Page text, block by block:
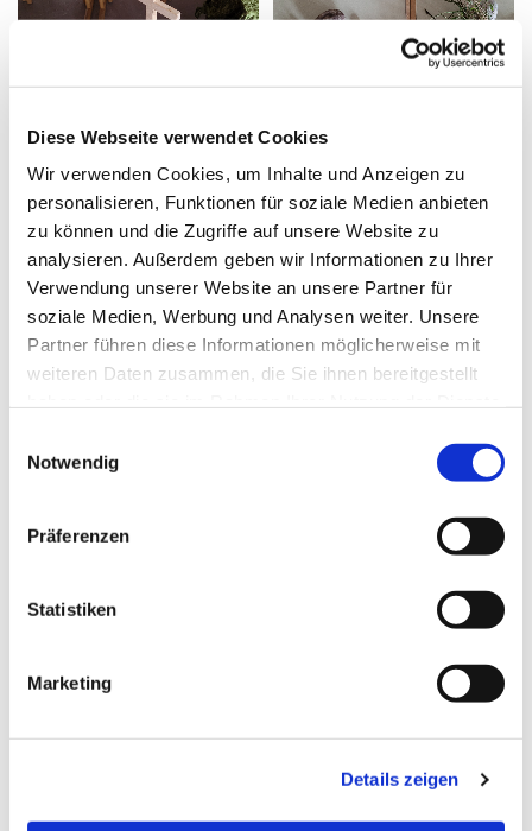
Diese Webseite verwendet Cookies
Wir verwenden Cookies, um Inhalte und Anzeigen zu
personalisieren, Funktionen für soziale Medien anbieten
zu können und die Zugriffe auf unsere Website zu
analysieren. Außerdem geben wir Informationen zu Ihrer
Verwendung unserer Website an unsere Partner für
soziale Medien, Werbung und Analysen weiter. Unsere
Partner führen diese Informationen möglicherweise mit
weiteren Daten zusammen, die Sie ihnen bereitgestellt
Notwendig
Präferenzen
Statistiken
Marketing
Details zeigen
Tischabendmahl
28. März 2024
Die Kirchengemeinden Hemer und Ihmert haben
gemeinsam das Tischabendmahl gefeiert.